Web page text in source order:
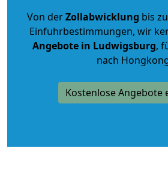
Von derZollabwicklung bis
Einfuhrbestimmungen, wir
Angebote in Ludwigsburg,
nach
Kostenlose Angebote